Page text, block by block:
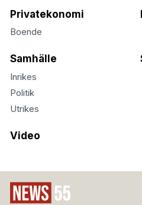
Privatekonomi
Boende
Samhälle
Inrikes
Politik
Utrikes
Video